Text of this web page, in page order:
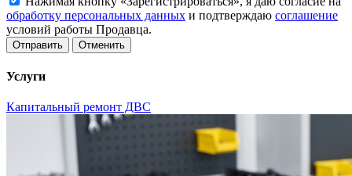
обработку персональных данных и подтверждаю соглашение
условий работы Продавца.
Отменить
Услуги
Капитальный ремонт ДВС